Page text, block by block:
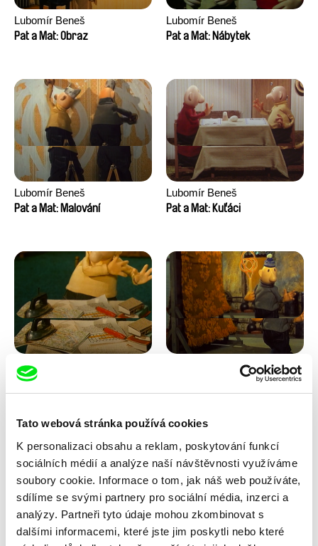
Tato webová stránka používá cookies
K personalizaci obsahu a reklam, poskytování funkcí
sociálních médií a analýze naší návštěvnosti využíváme
soubory cookie. Informace o tom, jak náš web používáte,
sdílíme se svými partnery pro sociální média, inzerci a
analýzy. Partneři tyto údaje mohou zkombinovat s
dalšími informacemi, které jste jim poskytli nebo které
Lubomír Beneš
Pat a Mat: Obraz
Lubomír Beneš
Pat a Mat: Nábytek
Lubomír Beneš
Pat a Mat: Malování
Lubomír Beneš
Pat a Mat: Kuťáci
Lubomír Beneš
Pat a Mat: Křížovka
Pat a Mat: Koberec
Lubomír Beneš Lubomír Beneš